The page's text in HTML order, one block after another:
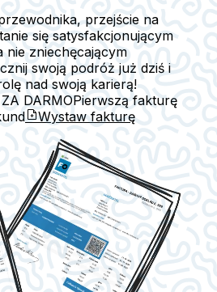
przejście na
się satysfakcjonującym
nie zniechęcającym
swoją podróż już dziś i
nad swoją karierą!
DARMOPierwszą fakturę
Wystaw fakturę